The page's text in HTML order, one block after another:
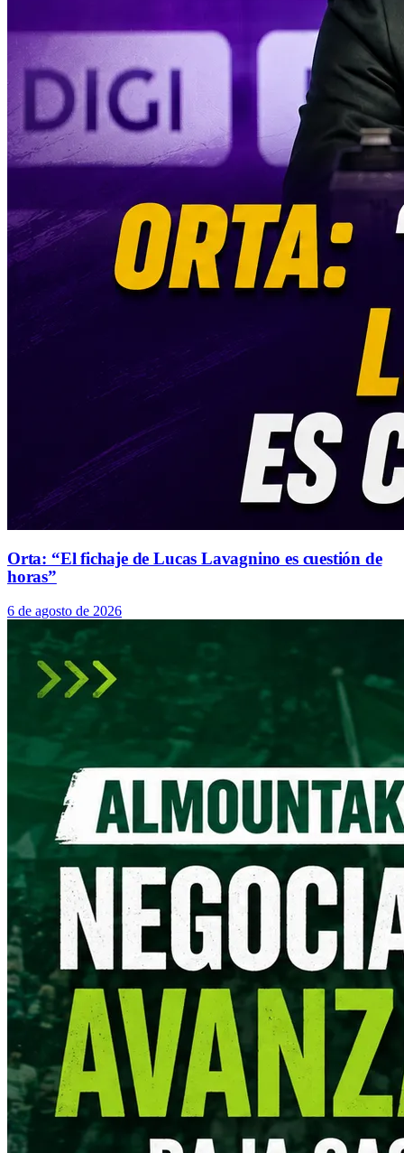
Orta: “El fichaje de Lucas Lavagnino es cuestión de
horas”
6 de agosto de 2026